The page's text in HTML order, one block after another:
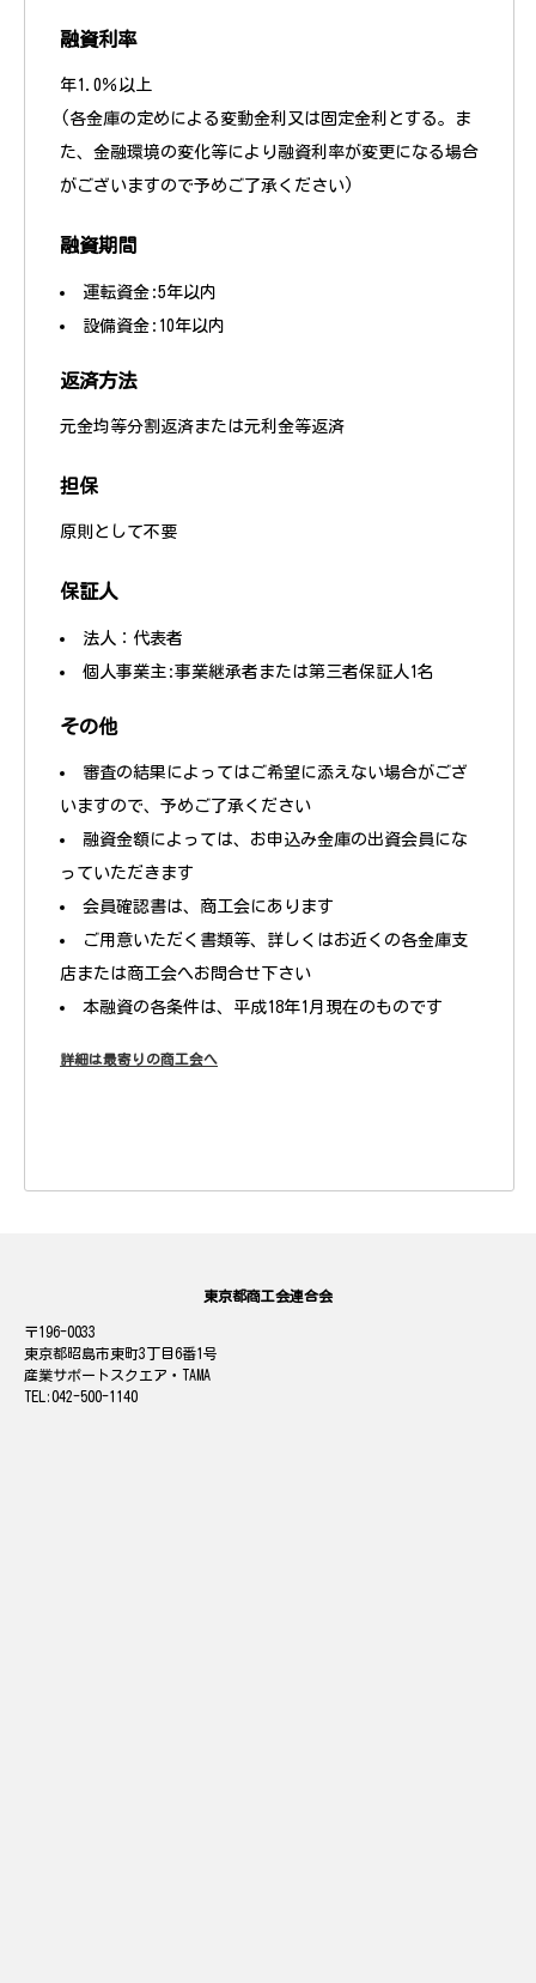
融資利率
年1.0％以上
(各金庫の定めによる変動金利又は固定金利とする。ま
た、金融環境の変化等により融資利率が変更になる場合
がございますので予めご了承ください)
融資期間
運転資金:5年以内
設備資金:10年以内
返済方法
元金均等分割返済または元利金等返済
担保
原則として不要
保証人
法人：代表者
個人事業主:事業継承者または第三者保証人1名
その他
審査の結果によってはご希望に添えない場合がござ
いますので、予めご了承ください
融資金額によっては、お申込み金庫の出資会員にな
っていただきます
会員確認書は、商工会にあります
ご用意いただく書類等、詳しくはお近くの各金庫支
店または商工会へお問合せ下さい
本融資の各条件は、平成18年1月現在のものです
詳細は最寄りの商工会へ
東京都商工会連合会
196-0033
東京都昭島市東町3丁目6番1号
産業サポートスクエア・TAMA
042-500-1140